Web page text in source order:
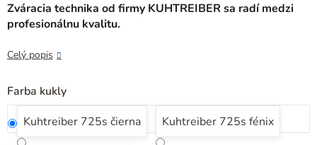
Zváracia technika od firmy KUHTREIBER sa radí medzi
profesionálnu kvalitu.
Celý popis
Farba kukly
Kuhtreiber 725s čierna
Kuhtreiber 725s fénix